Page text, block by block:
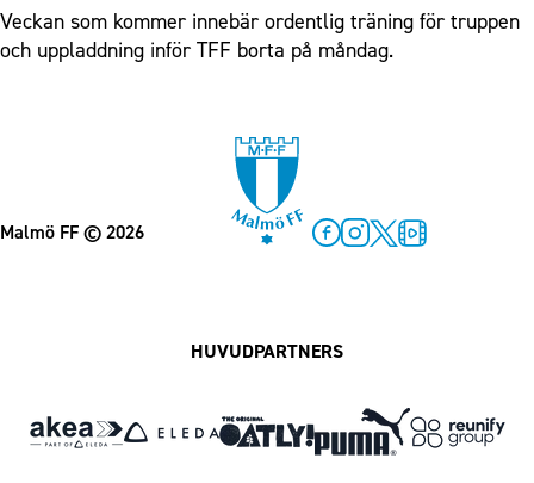
Inspiration
Vanliga frågor om 1910 Event
Karriärakademin
Närstående organisationer
Veckan som kommer innebär ordentlig träning för truppen
och uppladdning inför TFF borta på måndag.
Malmö FF© 2026
HUVUDPARTNERS